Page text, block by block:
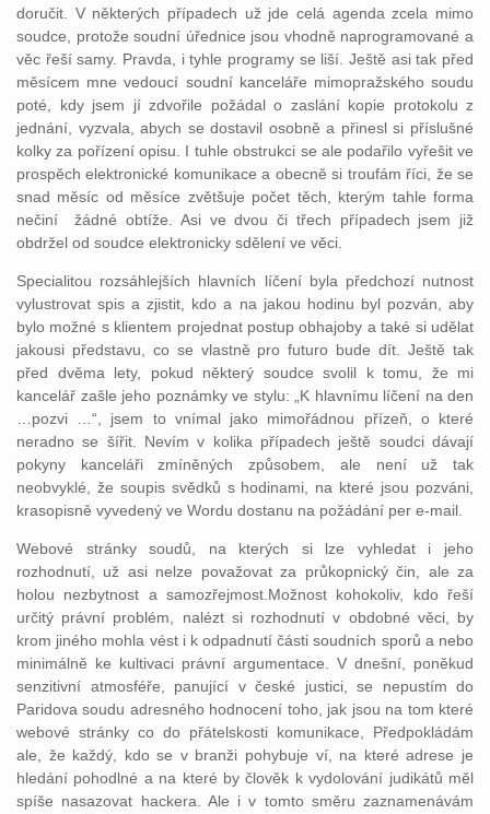
doručit. V některých případech už jde celá agenda zcela mimo
soudce, protože soudní úřednice jsou vhodně naprogramované a
věc řeší samy. Pravda, i tyhle programy se liší. Ještě asi tak před
měsícem mne vedoucí soudní kanceláře mimopražského soudu
poté, kdy jsem jí zdvořile požádal o zaslání kopie protokolu z
jednání, vyzvala, abych se dostavil osobně a přinesl si příslušné
kolky za pořízení opisu. I tuhle obstrukci se ale podařilo vyřešit ve
prospěch elektronické komunikace a obecně si troufám říci, že se
snad měsíc od měsíce zvětšuje počet těch, kterým tahle forma
nečiní žádné obtíže. Asi ve dvou či třech případech jsem již
obdržel od soudce elektronicky sdělení ve věci.
Specialitou rozsáhlejších hlavních líčení byla předchozí nutnost
vylustrovat spis a zjistit, kdo a na jakou hodinu byl pozván, aby
bylo možné s klientem projednat postup obhajoby a také si udělat
jakousi představu, co se vlastně pro futuro bude dít. Ještě tak
před dvěma lety, pokud některý soudce svolil k tomu, že mi
kancelář zašle jeho poznámky ve stylu: „K hlavnímu líčení na den
…pozvi …“, jsem to vnímal jako mimořádnou přízeň, o které
neradno se šířit. Nevím v kolika případech ještě soudci dávají
pokyny kanceláři zmíněných způsobem, ale není už tak
neobvyklé, že soupis svědků s hodinami, na které jsou pozváni,
krasopisně vyvedený ve Wordu dostanu na požádání per e-mail.
Webové stránky soudů, na kterých si lze vyhledat i jeho
rozhodnutí, už asi nelze považovat za průkopnický čin, ale za
holou nezbytnost a samozřejmost.Možnost kohokoliv, kdo řeší
určitý právní problém, nalézt si rozhodnutí v obdobné věci, by
krom jiného mohla vést i k odpadnutí části soudních sporů a nebo
minimálně ke kultivaci právní argumentace. V dnešní, poněkud
senzitivní atmosféře, panující v české justici, se nepustím do
Paridova soudu adresného hodnocení toho, jak jsou na tom které
webové stránky co do přátelskosti komunikace, Předpokládám
ale, že každý, kdo se v branži pohybuje ví, na které adrese je
hledání pohodlné a na které by člověk k vydolování judikátů měl
spíše nasazovat hackera. Ale i v tomto směru zaznamenávám